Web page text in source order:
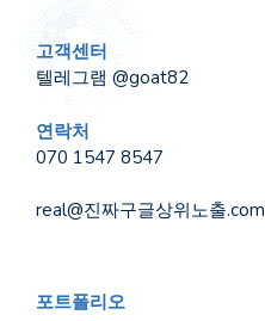
고객센터
텔레그램 @goat82
연락처
070 1547 8547
real@진짜구글상위노출.com
포트폴리오